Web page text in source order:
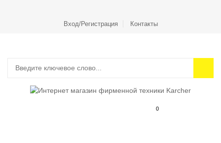
Вход/Регистрация Контакты
0